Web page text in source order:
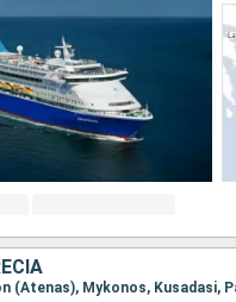
(Atenas), Mykonos, Kusadasi,